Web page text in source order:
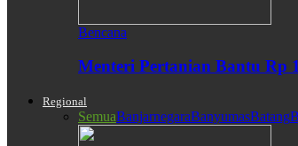
Bencana
Menteri Pertanian Bantu Rp
Regional
SemuaBanjarnegaraBanyumasBatang